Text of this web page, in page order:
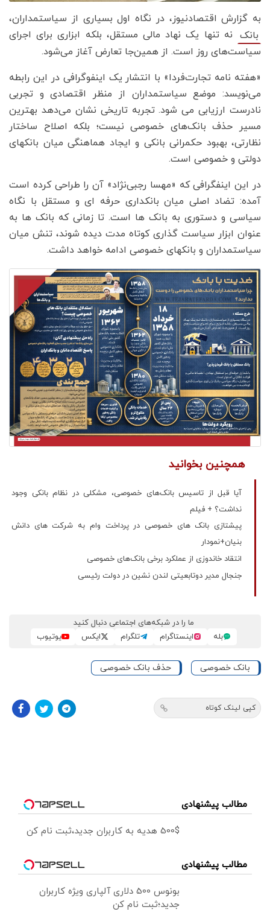
به گزارش اقتصادنیوز، در نگاه اول بسیاری از سیاستمداران،
بانک نه تنها یک نهاد مالی مستقل، بلکه ابزاری برای اجرای
سیاست‌های روز است. از همین‌جا تعارض آغاز می‌شود.
«هفته نامه تجارت‌فردا» با انتشار یک اینفوگرافی در این رابطه
می‌نویسد: موضع سیاستمداران از منظر اقتصادی و تجربی
نادرست ارزیابی می شود. تجربه تاریخی نشان می‌دهد بهترین
مسیر حذف بانک‌های خصوصی نیست؛ بلکه اصلاح ساختار
نظارتی، بهبود حکمرانی بانکی و ایجاد هماهنگی میان بانکهای
دولتی و خصوصی است.
در این اینفگرافی که «مهسا رجبی‌نژاد» آن را طراحی کرده است
آمده: تضاد اصلی میان بانکداری حرفه ای و مستقل با نگاه
سیاسی و دستوری به بانک ها است. تا زمانی که بانک ها به
عنوان ابزار سیاست گذاری کوتاه مدت دیده شوند، تنش میان
سیاستمداران و بانکهای خصوصی ادامه خواهد داشت.
همچنین بخوانید
آیا قبل از تاسیس بانک‌های خصوصی، مشکلی در نظام بانکی وجود
نداشت؟ + فیلم
پیشتازی بانک های خصوصی در پرداخت وام به شرکت‌ های دانش
بنیان+نمودار
انتقاد خاندوزی از عملکرد برخی بانک‌های خصوصی
جنجال مدیر دوتابعیتی لندن نشین در دولت رئیسی
ما را در شبکه‌های اجتماعی دنبال کنید
بله
اینستاگرام تلگرام ایکس یوتیوب
بانک خصوصی حذف بانک خصوصی
کپی لینک کوتاه
مطالب پیشنهادی
500$ هدیه به کاربران جدید،ثبت نام کن
مطالب پیشنهادی
بونوس 500 دلاری آلپاری ویژه کاربران
جدید؛ثبت نام کن